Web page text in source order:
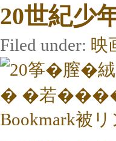
20世紀少
Filed under: 映